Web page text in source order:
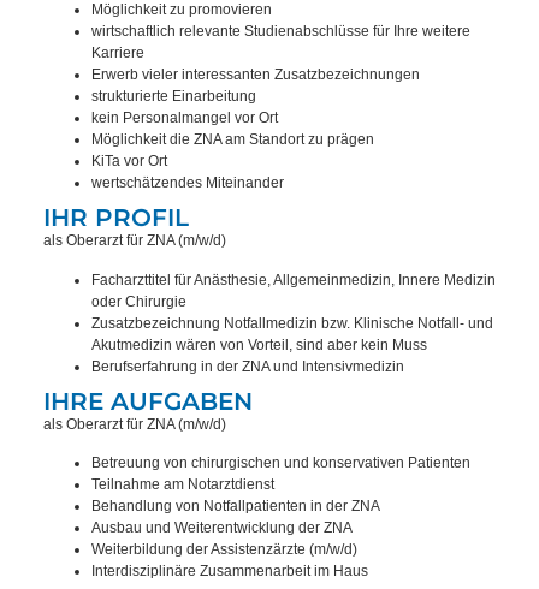
Möglichkeit zu promovieren
wirtschaftlich relevante Studienabschlüsse für Ihre weitere
Karriere
Erwerb vieler interessanten Zusatzbezeichnungen
strukturierte Einarbeitung
kein Personalmangel vor Ort
Möglichkeit die ZNA am Standort zu prägen
KiTa vor Ort
wertschätzendes Miteinander
IHR PROFIL
als Oberarzt für ZNA (m/w/d)
Facharzttitel für Anästhesie, Allgemeinmedizin, Innere Medizin
oder Chirurgie
Zusatzbezeichnung Notfallmedizin bzw. Klinische Notfall- und
Akutmedizin wären von Vorteil, sind aber kein Muss
Berufserfahrung in der ZNA und Intensivmedizin
IHRE AUFGABEN
als Oberarzt für ZNA (m/w/d)
Betreuung von chirurgischen und konservativen Patienten
Teilnahme am Notarztdienst
Behandlung von Notfallpatienten in der ZNA
Ausbau und Weiterentwicklung der ZNA
Weiterbildung der Assistenzärzte (m/w/d)
Interdisziplinäre Zusammenarbeit im Haus